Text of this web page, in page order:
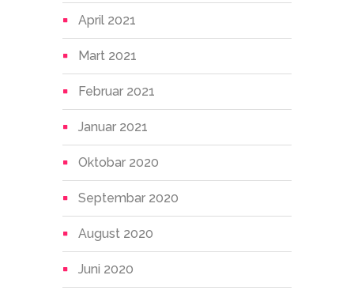
April 2021
Mart 2021
Februar 2021
Januar 2021
Oktobar 2020
Septembar 2020
August 2020
Juni 2020